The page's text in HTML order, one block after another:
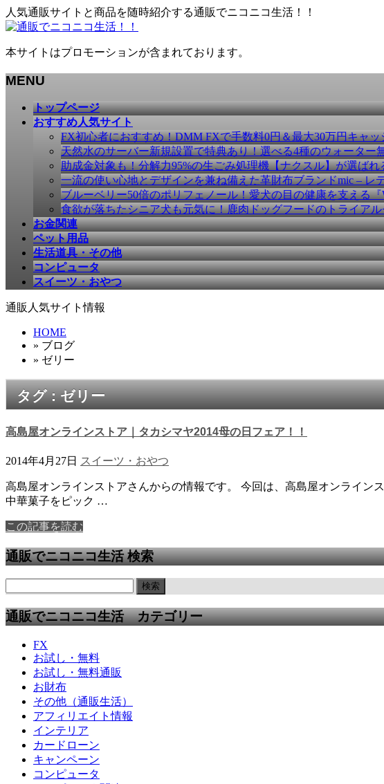
人気通販サイトと商品を随時紹介する通販でニコニコ生活！！
本サイトはプロモーションが含まれております。
MENU
トップページ
おすすめ人気サイト
FX初心者におすすめ！DMM FXで手数料0円＆最大30万円キャッ
天然水のサーバー新規設置で特典あり！選べる4種のウォーター
助成金対象も！分解力95%の生ごみ処理機【ナクスル】が選ばれ
一流の使い心地とデザインを兼ね備えた革財布ブランドmic – レ
ブルーベリー50倍のポリフェノール！愛犬の目の健康を支える『
食欲が落ちたシニア犬も元気に！鹿肉ドッグフードのトライア
お金関連
ペット用品
生活道具・その他
コンピュータ
スイーツ・おやつ
通販人気サイト情報
HOME
» ブログ
» ゼリー
タグ : ゼリー
高島屋オンラインストア｜タカシマヤ2014母の日フェア！！
2014年4月27日 スイーツ・おやつ
高島屋オンラインストアさんからの情報です。 今回は、高島屋オンライン
中華菓子をピック …
この記事を読む
通販でニコニコ生活 検索
通販でニコニコ生活 カテゴリー
FX
お試し・無料
お試し・無料通販
お財布
その他（通販生活）
アフィリエイト情報
インテリア
カードローン
キャンペーン
コンピュータ